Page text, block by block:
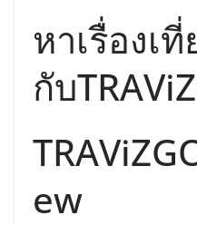
หาเรื่องเที่
กับ
ew